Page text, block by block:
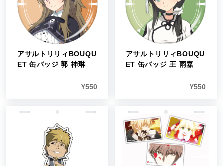
アサルトリリィBOUQU
ET 缶バッジ 郭 神琳
¥550
アサルトリリィBOUQU
ET 缶バッジ 王 雨嘉
¥550